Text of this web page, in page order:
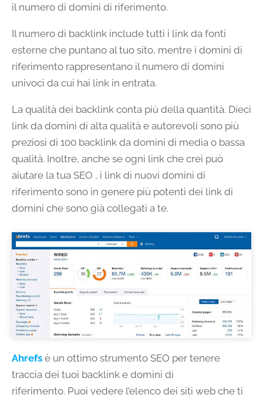
il numero di domini di riferimento.
Il numero di backlink include tutti i link da fonti
esterne che puntano al tuo sito, mentre i domini di
riferimento rappresentano il numero di domini
univoci da cui hai link in entrata.
La qualità dei backlink conta più della quantità. Dieci
link da domini di alta qualità e autorevoli sono più
preziosi di 100 backlink da domini di media o bassa
qualità. Inoltre, anche se ogni link che crei può
aiutare la tua SEO , i link di nuovi domini di
riferimento sono in genere più potenti dei link di
domini che sono già collegati a te.
Ahrefs è un ottimo strumento SEO per tenere
traccia dei tuoi backlink e domini di
riferimento. Puoi vedere l’elenco dei siti web che ti